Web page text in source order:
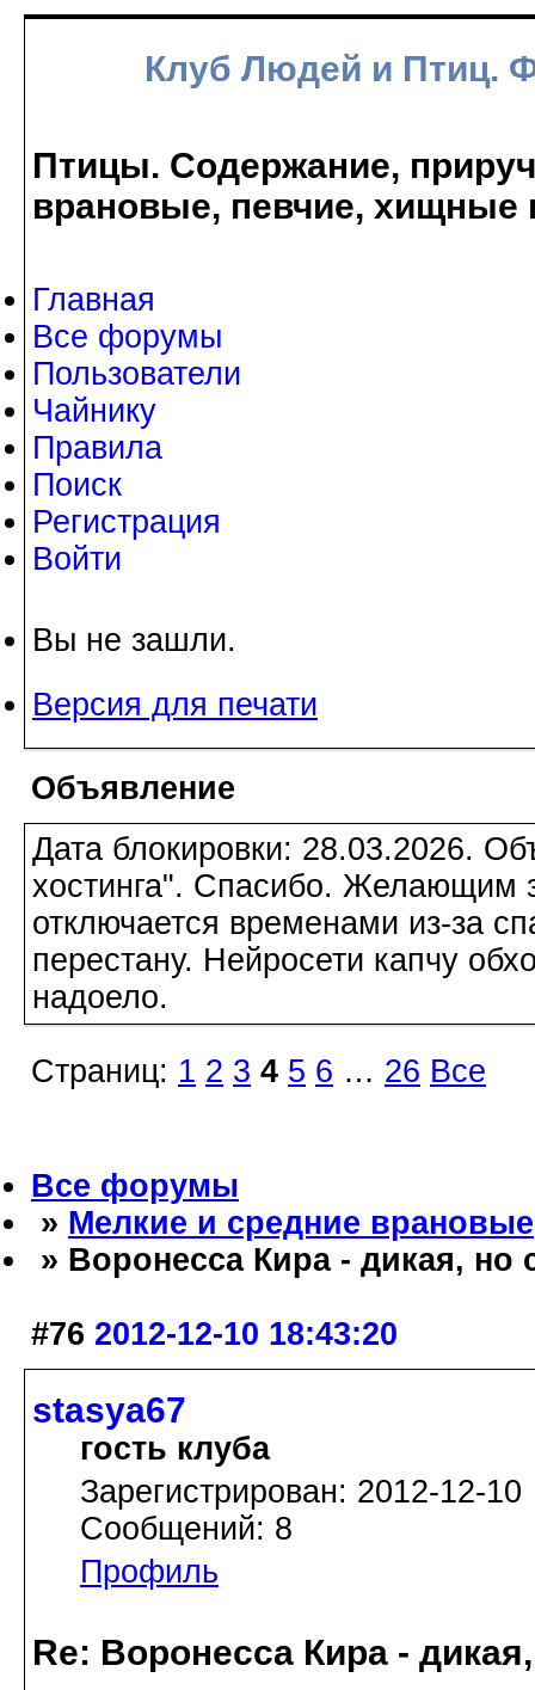
Клуб Людей и Птиц.
Птицы. Содержание,
врановые, певчие, хищные
Главная
Все форумы
Пользователи
Чайнику
Правила
Поиск
Регистрация
Войти
Вы не зашли.
Версия для печати
Объявление
Дата блокировки: 28.03.2026.
хостинга". Спасибо. Желающим
отключается временами из-за
перестану. Нейросети капчу
надоело.
Страниц: 1 2 3 4 5 6 … 26 Все
Все форумы
» Мелкие и средние врановые
» Воронесса Кира - дикая, но
#76 2012-12-10 18:43:20
stasya67
гость клуба
Зарегистрирован: 2012-12-10
Сообщений: 8
Профиль
Re: Воронесса Кира -